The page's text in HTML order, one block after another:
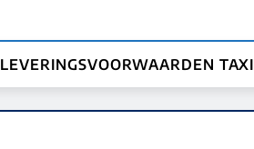
LEVERINGSVOORWAARDEN TAXI